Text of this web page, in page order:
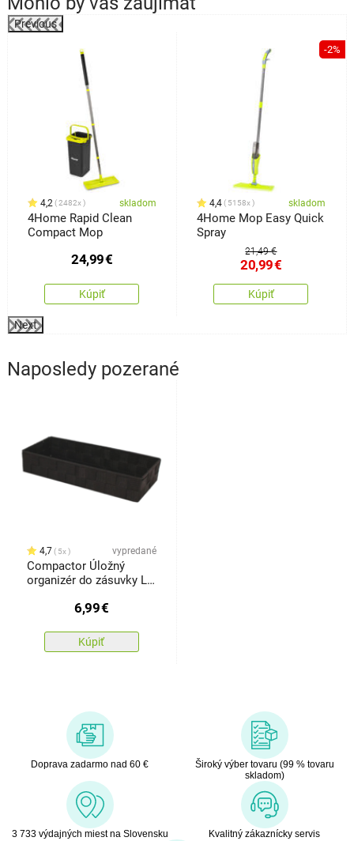
Previous
4,2 2482x skladom
4Home Rapid Clean
Compact Mop
24,99€
Kúpiť
-2%
4,4 5158x skladom
4Home Mop Easy Quick
Spray
21,49 €
20,99€
Kúpiť
Next
Naposledy pozerané
4,7 5x vypredané
Compactor Úložný
organizér do zásuvky L
6,99€
Kúpiť
Doprava zadarmo nad 60 €
Široký výber tovaru (99 % tovaru
skladom)
3 733 výdajných miest na Slovensku Kvalitný zákaznícky servis